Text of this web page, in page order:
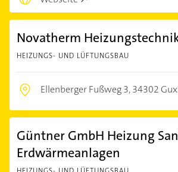
Novatherm
HEIZUNGS- UND LÜFTUNGSBAU
Ellenberger Fußweg 3,34302
Güntner GmbH Heizung
Erdwärmeanlagen